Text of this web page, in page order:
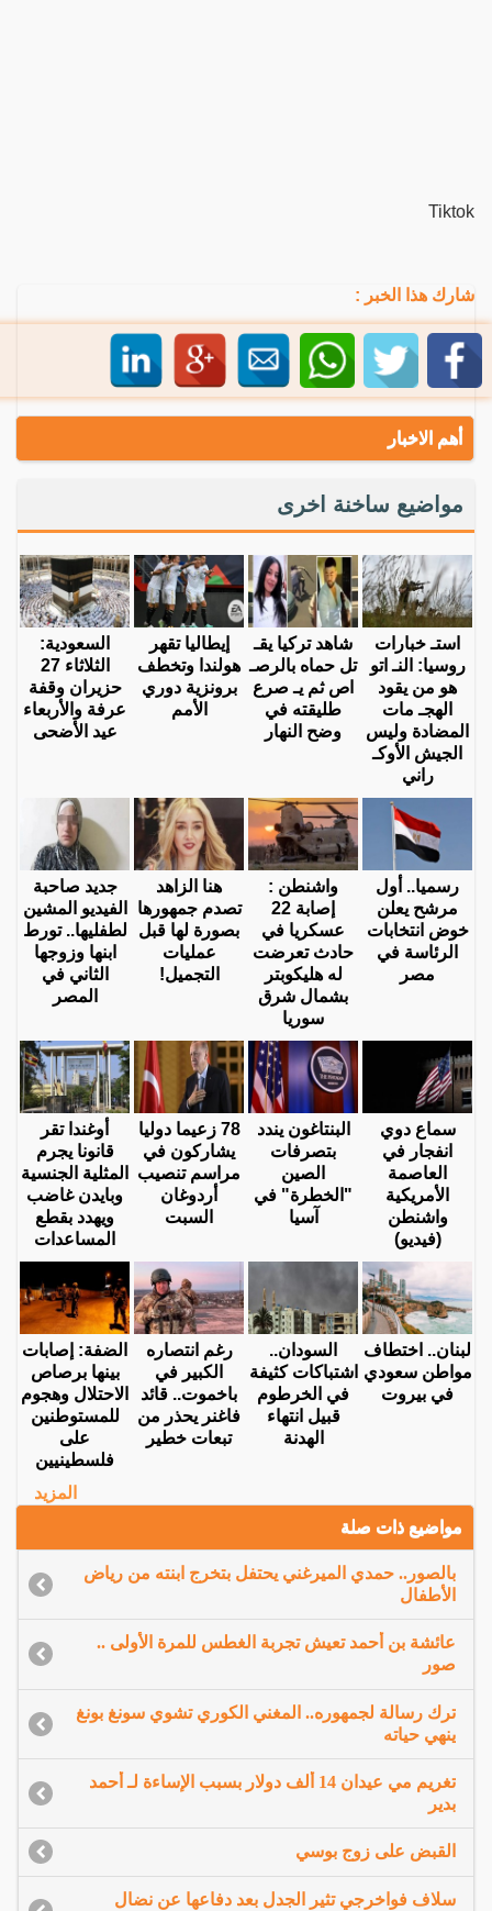
Tiktok
شارك هذا الخبر :
أهم الاخبار
مواضيع ساخنة اخرى
استـ خبارات
روسيا: النـ اتو
هو من يقود
الهجـ مات
المضادة وليس
الجيش الأوكـ
راني
شاهد تركيا يقـ
تل حماه بالرصـ
اص ثم يـ صرع
طليقته في
وضح النهار
إيطاليا تقهر
هولندا وتخطف
برونزية دوري
الأمم
السعودية:
الثلاثاء 27
حزيران وقفة
عرفة والأربعاء
عيد الأضحى
رسميا.. أول
مرشح يعلن
خوض انتخابات
الرئاسة في
مصر
واشنطن :
إصابة 22
عسكريا في
حادث تعرضت
له هليكوبتر
بشمال شرق
سوريا
هنا الزاهد
تصدم جمهورها
بصورة لها قبل
عمليات
التجميل!
جديد صاحبة
الفيديو المشين
لطفليها.. تورط
ابنها وزوجها
الثاني في
المصر
سماع دوي
انفجار في
العاصمة
الأمريكية
واشنطن
(فيديو)
البنتاغون يندد
بتصرفات
الصين
"الخطرة" في
آسيا
78 زعيما دوليا
يشاركون في
مراسم تنصيب
أردوغان
السبت
أوغندا تقر
قانونا يجرم
المثلية الجنسية
وبايدن غاضب
ويهدد بقطع
المساعدات
لبنان.. اختطاف
مواطن سعودي
في بيروت
السودان..
اشتباكات كثيفة
في الخرطوم
قبيل انتهاء
الهدنة
رغم انتصاره
الكبير في
باخموت.. قائد
فاغنر يحذر من
تبعات خطير
الضفة: إصابات
بينها برصاص
الاحتلال وهجوم
للمستوطنين
على
فلسطينيين
المزيد
مواضيع ذات صلة
بالصور.. حمدي الميرغني يحتفل بتخرج ابنته من رياض
الأطفال
عائشة بن أحمد تعيش تجربة الغطس للمرة الأولى ..
صور
ترك رسالة لجمهوره.. المغني الكوري تشوي سونغ بونغ
ينهي حياته
تغريم مي عيدان 14 ألف دولار بسبب الإساءة لـ أحمد
بدير
القبض على زوج بوسي
سلاف فواخرجي تثير الجدل بعد دفاعها عن نضال